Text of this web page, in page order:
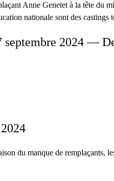
Anne Genetet à la tête du
nationale sont des castings
septembre 2024 —
du manque de remplaçants,